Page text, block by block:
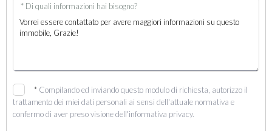
* Di quali informazioni hai bisogno?
* Compilando ed inviando questo modulo di richiesta, autorizzo il
trattamento dei miei dati personali ai sensi dell'attuale normativa e
confermo di aver preso visione dell'informativa privacy.